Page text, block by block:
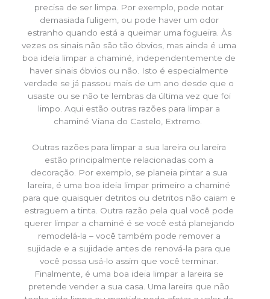
precisa de ser limpa. Por exemplo, pode notar
demasiada fuligem, ou pode haver um odor
estranho quando está a queimar uma fogueira. Às
vezes os sinais não são tão óbvios, mas ainda é uma
boa ideia limpar a chaminé, independentemente de
haver sinais óbvios ou não. Isto é especialmente
verdade se já passou mais de um ano desde que o
usaste ou se não te lembras da última vez que foi
limpo. Aqui estão outras razões para limpar a
chaminé Viana do Castelo, Extremo.
Outras razões para limpar a sua lareira ou lareira
estão principalmente relacionadas com a
decoração. Por exemplo, se planeia pintar a sua
lareira, é uma boa ideia limpar primeiro a chaminé
para que quaisquer detritos ou detritos não caiam e
estraguem a tinta. Outra razão pela qual você pode
querer limpar a chaminé é se você está planejando
remodelá-la – você também pode remover a
sujidade e a sujidade antes de renová-la para que
você possa usá-lo assim que você terminar.
Finalmente, é uma boa ideia limpar a lareira se
pretende vender a sua casa. Uma lareira que não